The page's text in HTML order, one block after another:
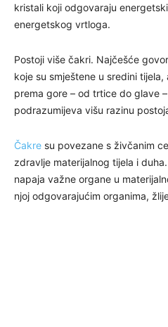
kristali koji odgovaraju
energetskog vrtloga.
Postoji više čakri. Najčešće
koje su smještene u sredini
prema gore – od trtice do glave
podrazumijeva višu razinu
Čakre su povezane s živčanim
zdravlje materijalnog tijela i
napaja važne organe u
njoj odgovarajućim organima,